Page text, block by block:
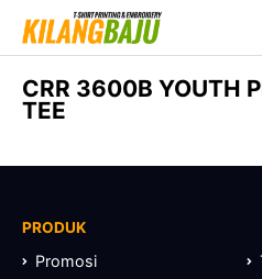
CRR 3600B YOUTH
TEE
PRODUK
Promosi